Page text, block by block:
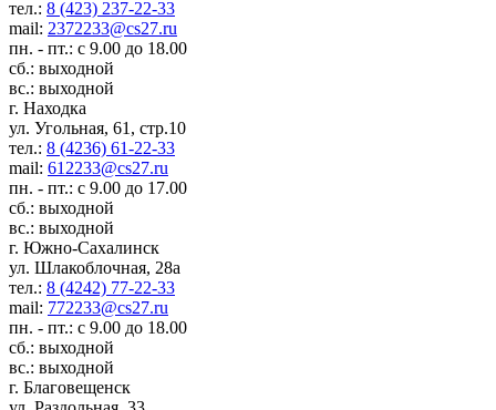
тел.: 8 (423) 237-22-33
mail: 2372233@cs27.ru
пн. - пт.: с 9.00 до 18.00
сб.: выходной
вс.: выходной
г. Находка
ул. Угольная, 61, стр.10
тел.: 8 (4236) 61-22-33
mail: 612233@cs27.ru
пн. - пт.: с 9.00 до 17.00
сб.: выходной
вс.: выходной
г. Южно-Сахалинск
ул. Шлакоблочная, 28а
тел.: 8 (4242) 77-22-33
mail: 772233@cs27.ru
пн. - пт.: с 9.00 до 18.00
сб.: выходной
вс.: выходной
г. Благовещенск